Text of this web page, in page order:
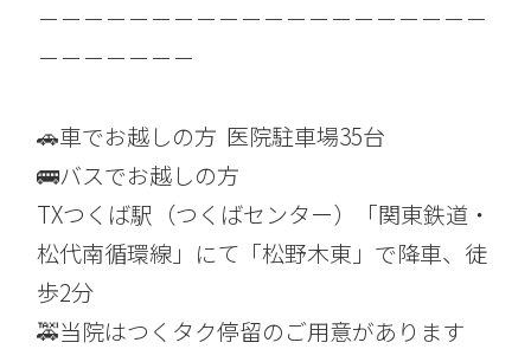
－－－－－－－－－－－－－－－－－－－－
－－－－－－－
🚗車でお越しの方 医院駐車場35台
🚌バスでお越しの方
TXつくば駅（つくばセンター）「関東鉄道・
松代南循環線」にて「松野木東」で降車、徒
歩2分
🚕当院はつくタク停留のご用意があります